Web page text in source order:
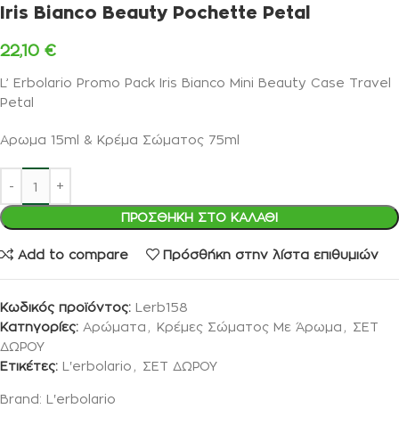
Iris Bianco Beauty Pochette Petal
22,10 €
L’ Erbolario Promo Pack Iris Bianco Mini Beauty Case Travel
Petal
Αρωμα 15ml & Κρέμα Σώματος 75ml
ΠΡΟΣΘΉΚΗ ΣΤΟ ΚΑΛΆΘΙ
Add to compare Πρόσθήκη στην λίστα επιθυμιών
Κωδικός προϊόντος: Lerb158
Κατηγορίες: Αρώματα , Κρέμες Σώματος Με Άρωμα , ΣΕΤ
ΔΩΡΟΥ
Ετικέτες: L'erbolario , ΣΕΤ ΔΩΡΟΥ
Brand: L'erbolario